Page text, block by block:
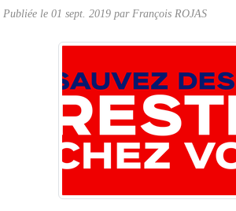
Publiée le 01 sept. 2019 par François ROJAS